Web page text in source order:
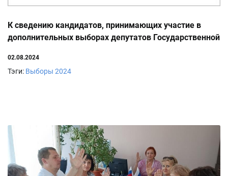
К сведению кандидатов, принимающих участие в
дополнительных выборах депутатов Государственной
02.08.2024
Тэги: Выборы 2024